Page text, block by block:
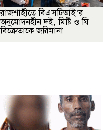
রাজশাহীতে বিএসটিআই’র
অনুমোদনহীন দই, মিষ্টি ও ঘি
বিক্রেতাকে জরিমানা